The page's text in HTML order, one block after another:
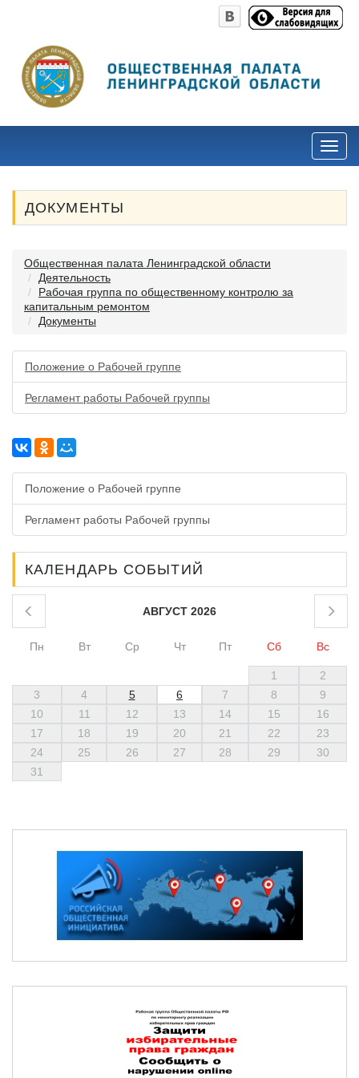
ДОКУМЕНТЫ
Общественная палата Ленинградской области
Деятельность
Рабочая группа по общественному контролю за
капитальным ремонтом
Документы
Положение о Рабочей группе
Регламент работы Рабочей группы
Положение о Рабочей группе
Регламент работы Рабочей группы
КАЛЕНДАРЬ СОБЫТИЙ
АВГУСТ 2026
Пн Вт Ср Чт Пт Сб Вс
1
2
3
4 5 6 7 8
9
10
11 12 13 14 15
16
17
18 19 20 21 22
23
24
25 26 27 28 29
30
31